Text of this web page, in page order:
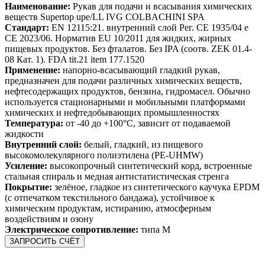
Наименование: Рукав для подачи и всасывания химических
веществ Supertop upe/LL IVG COLBACHINI SPA
Стандарт: EN 12115:21. внутренний слой Рег. CE 1935/04 e
CE 2023/06. Норматив EU 10/2011 для жидких, жирных
пищевых продуктов. Без фталатов. Без IPA (соотв. ZEK 01.4-
08 Кат. 1). FDA tit.21 item 177.1520
Применение: напорно-всасывающий гладкий рукав,
предназначен для подачи различных химических веществ,
нефтесодержащих продуктов, бензина, гидромасел. Обычно
используется стационарными и мобильными платформами
химических и нефтедобывающих промышленностях
Температура: от -40 до +100°C, зависит от подаваемой
жидкости
Внутренний слой: белый, гладкий, из пищевого
высокомолекулярного полиэтилена (PE-UHMW)
Усиление: высокопрочный синтетический корд, встроенные
стальная спираль и медная антистатистическая стренга
Покрытие: зелёное, гладкое из синтетического каучука EPDM
(с отпечатком текстильного бандажа), устойчивое к
химическим продуктам, истиранию, атмосферным
воздействиям и озону
Электрическое сопротивление: типа М
ЗАПРОСИТЬ СЧЁТ